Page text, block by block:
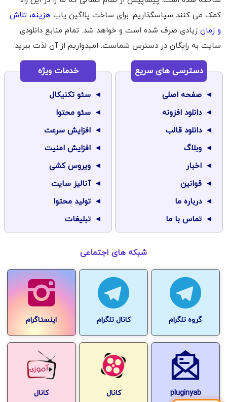
کمک می کنند سپاسگذاریم. برای ساخت پلاگین یاب هزینه، تلاش
و زمان زیادی صرف شده است و خواهد شد. تمام منابع دانلودی
سایت به رایگان در دسترس شماست. امیدواریم از آن لذت ببرید.
دسترسی های سریع
صفحه اصلی
دانلود افزونه
دانلود قالب
وبلاگ
اخبار
قوانین
درباره ما
تماس با ما
خدمات ویژه
سئو تکنیکال
سئو محتوا
افزایش سرعت
افزایش امنیت
ویروس کشی
آنالیز سایت
تولید محتوا
تبلیغات
شبکه های اجتماعی
گروه تلگرام کانال تلگرام اینستاگرام
pluginyab کانال کانال